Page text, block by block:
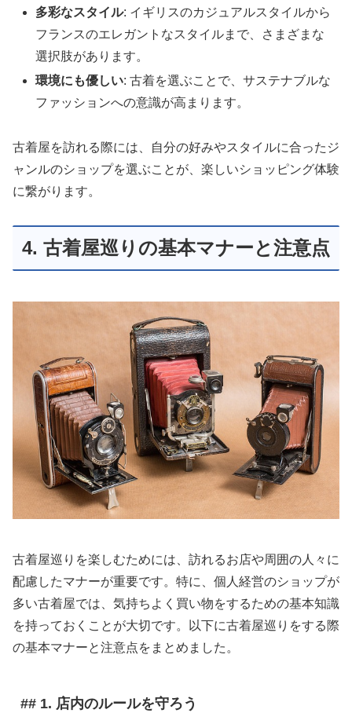
多彩なスタイル: イギリスのカジュアルスタイルから
フランスのエレガントなスタイルまで、さまざまな
選択肢があります。
環境にも優しい: 古着を選ぶことで、サステナブルな
ファッションへの意識が高まります。
古着屋を訪れる際には、自分の好みやスタイルに合ったジ
ャンルのショップを選ぶことが、楽しいショッピング体験
に繋がります。
4. 古着屋巡りの基本マナーと注意点
古着屋巡りを楽しむためには、訪れるお店や周囲の人々に
配慮したマナーが重要です。特に、個人経営のショップが
多い古着屋では、気持ちよく買い物をするための基本知識
を持っておくことが大切です。以下に古着屋巡りをする際
の基本マナーと注意点をまとめました。
## 1. 店内のルールを守ろう